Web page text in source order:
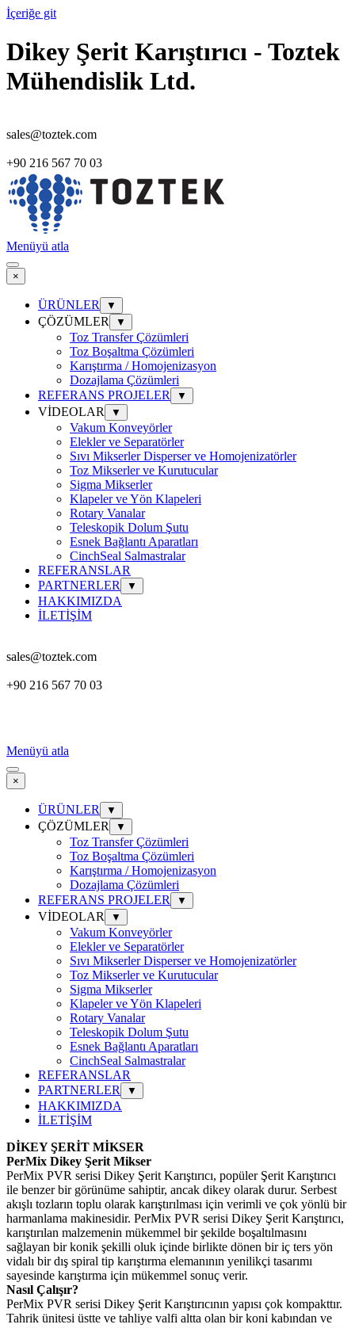
İçeriğe git
Dikey Şerit Karıştırıcı - Toztek
Mühendislik Ltd.
sales@toztek.com
+90 216 567 70 03
Menüyü atla
×
ÜRÜNLER ▼
ÇÖZÜMLER ▼
Toz Transfer Çözümleri
Toz Boşaltma Çözümleri
Karıştırma / Homojenizasyon
Dozajlama Çözümleri
REFERANS PROJELER
▼
VİDEOLAR ▼
Vakum Konveyörler
Elekler ve Separatörler
Sıvı Mikserler Disperser ve Homojenizatörler
Toz Mikserler ve Kurutucular
Sigma Mikserler
Klapeler ve Yön Klapeleri
Rotary Vanalar
Teleskopik Dolum Şutu
Esnek Bağlantı Aparatları
CinchSeal Salmastralar
REFERANSLAR
PARTNERLER
▼
HAKKIMIZDA
İLETİŞİM
sales@toztek.com
+90 216 567 70 03
Menüyü atla
×
ÜRÜNLER ▼
ÇÖZÜMLER ▼
Toz Transfer Çözümleri
Toz Boşaltma Çözümleri
Karıştırma / Homojenizasyon
Dozajlama Çözümleri
REFERANS PROJELER
▼
VİDEOLAR ▼
Vakum Konveyörler
Elekler ve Separatörler
Sıvı Mikserler Disperser ve Homojenizatörler
Toz Mikserler ve Kurutucular
Sigma Mikserler
Klapeler ve Yön Klapeleri
Rotary Vanalar
Teleskopik Dolum Şutu
Esnek Bağlantı Aparatları
CinchSeal Salmastralar
REFERANSLAR
PARTNERLER
▼
HAKKIMIZDA
İLETİŞİM
DİKEY ŞERİT MİKSER
PerMix Dikey Şerit Mikser
PerMix PVR serisi Dikey Şerit Karıştırıcı, popüler Şerit Karıştırıcı
ile benzer bir görünüme sahiptir, ancak dikey olarak durur. Serbest
akışlı tozların toplu olarak karıştırılması için verimli ve çok yönlü bir
harmanlama makinesidir. PerMix PVR serisi Dikey Şerit Karıştırıcı,
karıştırılan malzemenin mükemmel bir şekilde boşaltılmasını
sağlayan bir konik şekilli oluk içinde birlikte dönen bir iç ters yön
vidalı bir dış spiral tip karıştırma elemanının yenilikçi tasarımı
sayesinde karıştırma için mükemmel sonuç verir.
Nasıl Çalışır?
PerMix PVR serisi Dikey Şerit Karıştırıcının yapısı çok kompakttır.
Tahrik ünitesi üstte ve tahliye valfi altta olan bir koni kabından ve